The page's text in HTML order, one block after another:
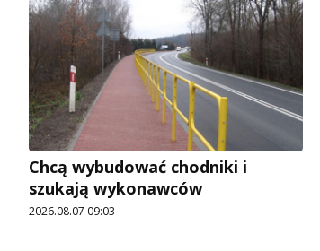
Chcą wybudować chodniki i
szukają wykonawców
2026.08.07 09:03